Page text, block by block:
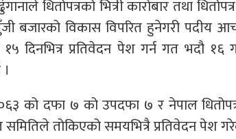
धितोपत्रको भित्री कारोबार तथा
बजारको विकास विपरित हुनेगरी पदीय
दिनभित्र प्रतिवेदन पेश गर्न गत भदौ
को दफा ७ को उपदफा ७ र नेपाल
तोकिएको समयभित्रै प्रतिवेदन पेश